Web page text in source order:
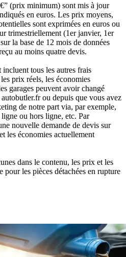
(prix minimum) sont mis à jour
en euros. Les prix moyens,
sont exprimées en euros ou
trimestriellement (1er janvier, 1er
la base de 12 mois de données
au moins quatre devis.
tous les autres frais
prix réels, les économies
garages peuvent avoir changé
ou depuis que vous avez
de notre part via, par exemple,
ligne ou hors ligne, etc. Par
nouvelle demande de devis sur
les économies actuellement
dans le contenu, les prix et les
les pièces détachées en rupture